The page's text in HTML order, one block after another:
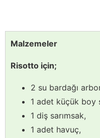
Malzemeler
Risotto için;
2 su bardağı
1 adet küçük boy
1 diş sarımsak,
1 adet havuç,